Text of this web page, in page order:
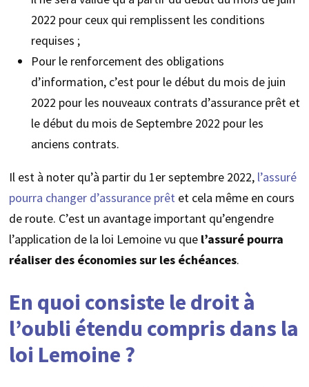
2022 pour ceux qui remplissent les conditions
requises ;
Pour le renforcement des obligations
d’information, c’est pour le début du mois de juin
2022 pour les nouveaux contrats d’assurance prêt et
le début du mois de Septembre 2022 pour les
anciens contrats.
Il est à noter qu’à partir du 1er septembre 2022,l’assuré
pourra changer d’assurance prêt et cela même en cours
de route. C’est un avantage important qu’engendre
l’application de la loi Lemoine vu quel’assuré pourra
réaliser des économies sur les échéances.
En quoi consiste le droit à
l’oubli étendu compris dans la
loi Lemoine ?